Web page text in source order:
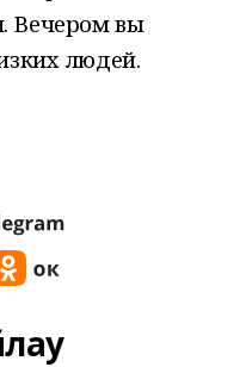
Вечером вы
людей.